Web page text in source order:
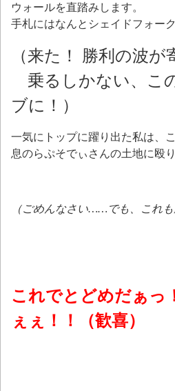
ウォールを直踏みします。
手札にはなんとシェイドフォー
（来た！ 勝利の波が
乗るしかない、こ
ブに！）
一気にトップに躍り出た私は、
息のらぷそでぃさんの土地に殴
（ごめんなさい……でも、これ
これでとどめだぁ
ぇぇ！！（歓喜）